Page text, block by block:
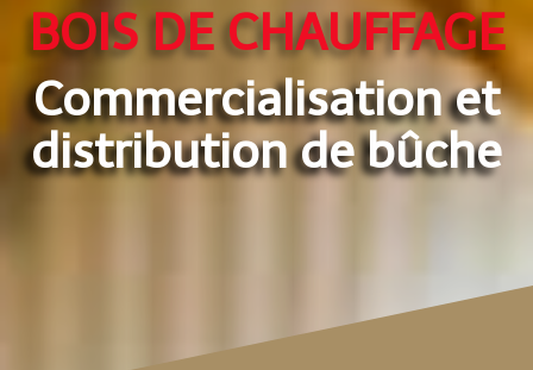
BOIS DE CHAUFFAGE
Commercialisation et
distribution de bûche